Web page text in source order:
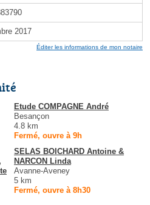
2017
Éditer les informations de mon notaire
Etude COMPAGNE André
Besançon
4.8 km
Fermé, ouvre à 9h
SELAS BOICHARD Antoine &
NARCON Linda
Avanne-Aveney
5 km
Fermé, ouvre à 8h30